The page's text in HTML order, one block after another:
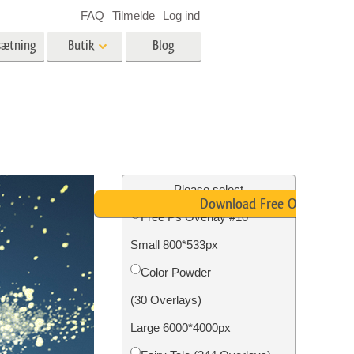
Foto restaurering
Butik
videooverlejringer
Blog
FAQ Tilmelde Log ind
Please select
Free Ps Overlay #10
Small 800*533px
Color Powder
(30 Overlays)
Large 6000*4000px
Download Free Overlay